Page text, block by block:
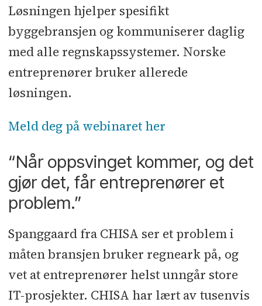
Løsningen hjelper spesifikt
byggebransjen og kommuniserer daglig
med alle regnskapssystemer. Norske
entreprenører bruker allerede
løsningen.
Meld deg på webinaret her
“Når oppsvinget kommer, og det
gjør det, får entreprenører et
problem.”
Spanggaard fra CHISA ser et problem i
måten bransjen bruker regneark på, og
vet at entreprenører helst unngår store
IT-prosjekter. CHISA har lært av tusenvis